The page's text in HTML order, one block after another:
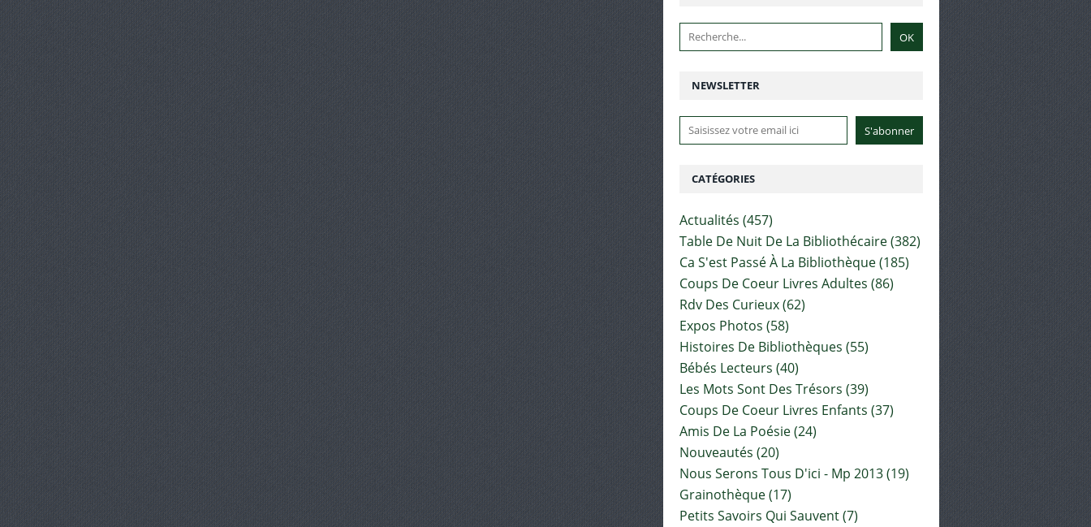
NEWSLETTER
CATÉGORIES
Actualités (457)
Table De Nuit De La Bibliothécaire(382)
Ca S'est Passé À La Bibliothèque(185)
Coups De Coeur Livres Adultes (86)
Rdv Des Curieux(62)
Expos Photos (58)
Histoires De Bibliothèques (55)
Bébés Lecteurs (40)
Les Mots Sont Des Trésors (39)
Coups De Coeur Livres Enfants (37)
Amis De La Poésie(24)
Nouveautés (20)
Nous Serons Tous D'ici - Mp 2013(19)
Grainothèque(17)
Petits Savoirs Qui Sauvent(7)